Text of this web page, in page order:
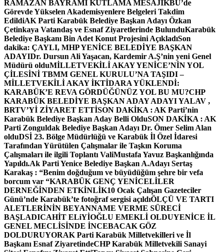
RAMAZAN BAYRAMI KUTLAMA MESAJIKBÜ’de
Görevde Yükselen Akademisyenlere Belgeleri Takdim
EdildiAK Parti Karabük Belediye Başkan Adayı Özkan
Çetinkaya Vatandaş ve Esnaf Ziyaretlerinde BulunduKarabük
Belediye Başkanı Bin Adet Konut Projesini AçıkladıSon
dakika: ÇAYLI, MHP YENİCE BELEDİYE BAŞKAN
ADAYIDr. Dursun Ali Yaşacan, Kardemir A.Ş’nin yeni Genel
Müdürü olduMİLLETVEKİLİ AKAY YENİCE’NİN YOL
ÇİLESİNİ TBMM GENEL KURULU’NA TAŞIDI –
MİLLETVEKİLİ AKAY İKTİDARA YÜKLENDİ:
KARABÜK’E REVA GÖRDÜĞÜNÜZ YOL BU MU?CHP
KARABÜK BELEDİYE BAŞKAN ADAY ADAYI YALAV ,
BRTV’Yİ ZİYARET ETTİSON DAKİKA : AK Parti’nin
Karabük Belediye Başkan Aday Belli OlduSON DAKİKA : AK
Parti Zonguldak Belediye Başkan Adayı Dr. Ömer Selim Alan
olduDSİ 23. Bölge Müdürlüğü ve Karabük İl Özel İdaresi
Tarafından Yürütülen Çalışmalar ile Taşkın Koruma
Çalışmaları ile ilgili Toplantı ValiMustafa Yavuz Başkanlığında
Yapıldı.Ak Parti Yenice Belediye Başkan A.Adayı Sertaş
Karakaş : “Benim doğduğum ve büyüdüğüm şehre bir vefa
borcum var “KARABÜK GENÇ YENİCELİLER
DERNEĞİNDEN ETKİNLİK10 Ocak Çalışan Gazeteciler
Günü’nde Karabük’te fotoğraf sergisi açıldıÖLÇÜ VE TARTI
ALETLERİNİN BEYANNAME VERME SÜRECİ
BAŞLADICAHİT ELiYİOĞLU EMEKLİ OLDUYENİCE İL
GENEL MECLİSİNDE İNCEBACAK GÖZ
DOLDURUYORAK Parti Karabük Milletvekilleri ve İl
Başkanı Esnaf ZiyaretindeCHP Karabük Milletvekili Sanayi